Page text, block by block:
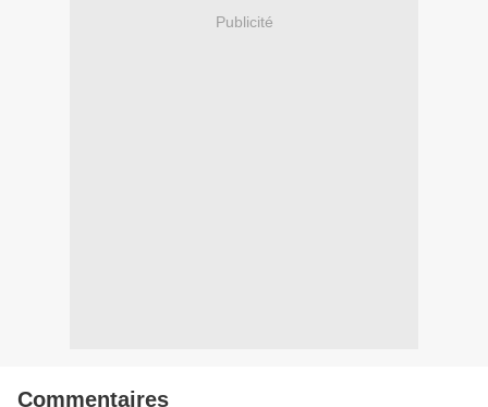
Publicité
Commentaires